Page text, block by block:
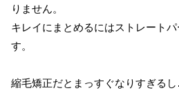
りません。
キレイにまとめるにはストレート
す。
縮毛矯正だとまっすぐなりすぎる